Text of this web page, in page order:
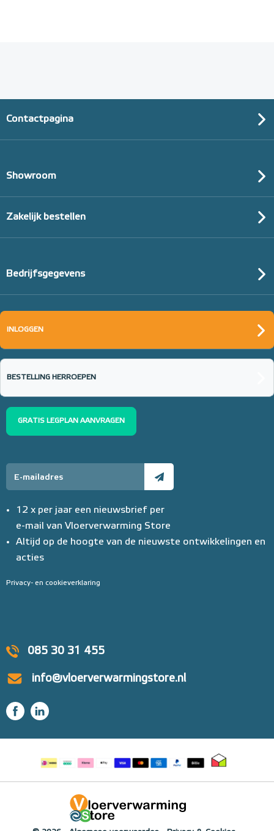
085 30 31 455
info@vloerverwarmingstore.nl
Contactpagina
Showroom
Zakelijk bestellen
Bedrijfsgegevens
INLOGGEN
BESTELLING HERROEPEN
GRATIS LEGPLAN AANVRAGEN
12 x per jaar een nieuwsbrief per
e-mail van Vloerverwarming Store
Altijd op de hoogte van de nieuwste ontwikkelingen en
acties
Privacy- en cookieverklaring